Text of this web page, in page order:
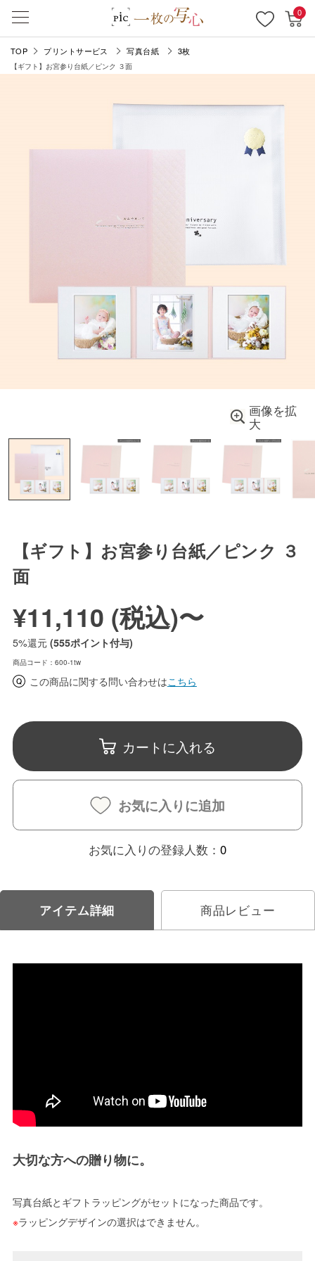
0
TOP プリントサービス 写真台紙 3枚
【ギフト】お宮参り台紙／ピンク ３面
画像を拡
大
【ギフト】お宮参り台紙／ピンク ３
面
¥11,110 (税込)〜
5%還元 (555ポイント付与)
商品コード：600-1tw
この商品に関する問い合わせはこちら
カートに入れる
お気に入りに追加
お気に入りの登録人数： 0
アイテム詳細 商品レビュー
大切な方への贈り物に。
写真台紙とギフトラッピングがセットになった商品です。
※ラッピングデザインの選択はできません。